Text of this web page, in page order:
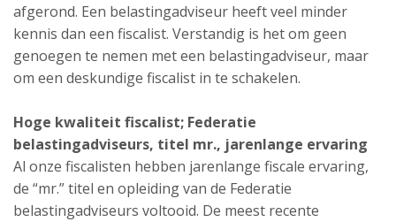
afgerond. Een belastingadviseur heeft veel minder
kennis dan een fiscalist. Verstandig is het om geen
genoegen te nemen met een belastingadviseur, maar
om een deskundige fiscalist in te schakelen.
Hoge kwaliteit fiscalist; Federatie
belastingadviseurs, titel mr., jarenlange ervaring
Al onze fiscalisten hebben jarenlange fiscale ervaring,
de “mr.” titel en opleiding van de Federatie
belastingadviseurs voltooid. De meest recente